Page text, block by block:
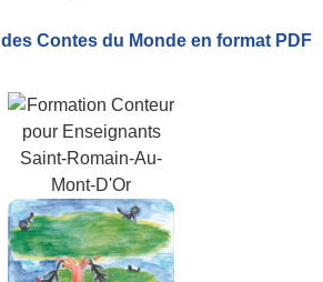
des Contes du Monde en format PDF